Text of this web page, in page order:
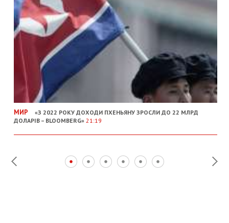
МИР
«З 2022 РОКУ ДОХОДИ ПХЕНЬЯНУ ЗРОСЛИ ДО 22 МЛРД
ДОЛАРІВ – BLOOMBERG»21:19